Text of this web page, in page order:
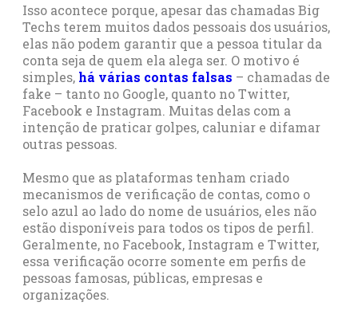
Isso acontece porque, apesar das chamadas Big
Techs terem muitos dados pessoais dos usuários,
elas não podem garantir que a pessoa titular da
conta seja de quem ela alega ser. O motivo é
simples, há várias contas falsas – chamadas de
fake – tanto no Google, quanto no Twitter,
Facebook e Instagram. Muitas delas com a
intenção de praticar golpes, caluniar e difamar
outras pessoas.
Mesmo que as plataformas tenham criado
mecanismos de verificação de contas, como o
selo azul ao lado do nome de usuários, eles não
estão disponíveis para todos os tipos de perfil.
Geralmente, no Facebook, Instagram e Twitter,
essa verificação ocorre somente em perfis de
pessoas famosas, públicas, empresas e
organizações.